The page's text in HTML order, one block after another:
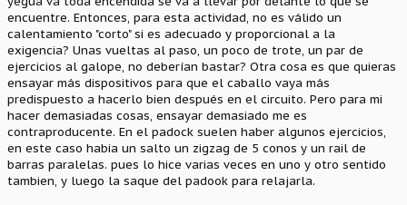
encuentre. Entonces, para esta actividad, no es válido un
calentamiento "corto" si es adecuado y proporcional a la
exigencia? Unas vueltas al paso, un poco de trote, un par de
ejercicios al galope, no deberían bastar? Otra cosa es que quieras
ensayar más dispositivos para que el caballo vaya más
predispuesto a hacerlo bien después en el circuito. Pero para mi
hacer demasiadas cosas, ensayar demasiado me es
contraproducente. En el padock suelen haber algunos ejercicios,
en este caso habia un salto un zigzag de 5 conos y un rail de
barras paralelas. pues lo hice varias veces en uno y otro sentido
tambien, y luego la saque del padook para relajarla.